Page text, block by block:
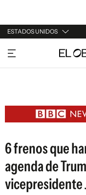
ESTADOS UNIDOS
URUGUAY
ARGENTINA
ESTADOS UNIDOS
6 frenos que
agenda de
vicepresidente